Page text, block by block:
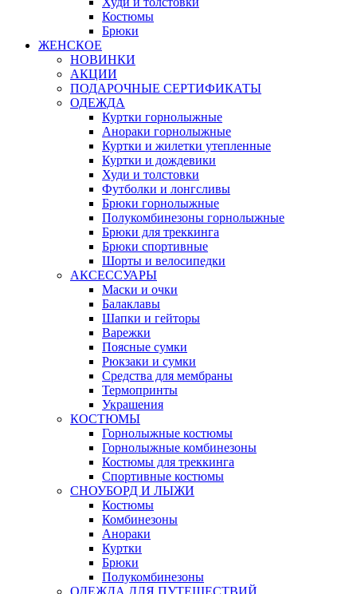
Костюмы
Брюки
ЖЕНСКОЕ
НОВИНКИ
АКЦИИ
ПОДАРОЧНЫЕ СЕРТИФИКАТЫ
ОДЕЖДА
Куртки горнолыжные
Анораки горнолыжные
Куртки и жилетки утепленные
Куртки и дождевики
Худи и толстовки
Футболки и лонгсливы
Брюки горнолыжные
Полукомбинезоны горнолыжные
Брюки для треккинга
Брюки спортивные
Шорты и велосипедки
АКСЕССУАРЫ
Маски и очки
Балаклавы
Шапки и гейторы
Варежки
Поясные сумки
Рюкзаки и сумки
Средства для мембраны
Термопринты
Украшения
КОСТЮМЫ
Горнолыжные костюмы
Горнолыжные комбинезоны
Костюмы для треккинга
Спортивные костюмы
СНОУБОРД И ЛЫЖИ
Костюмы
Комбинезоны
Анораки
Куртки
Брюки
Полукомбинезоны
ОДЕЖДА ДЛЯ ПУТЕШЕСТВИЙ